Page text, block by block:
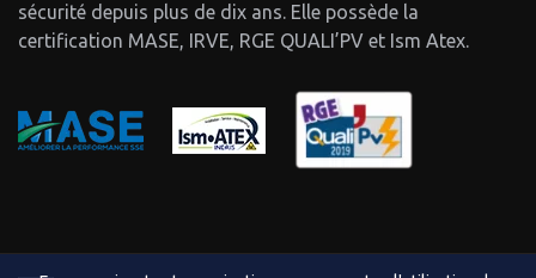
sécurité depuis plus de dix ans. Elle possède la
certification MASE, IRVE, RGE QUALI’PV et Ism Atex.